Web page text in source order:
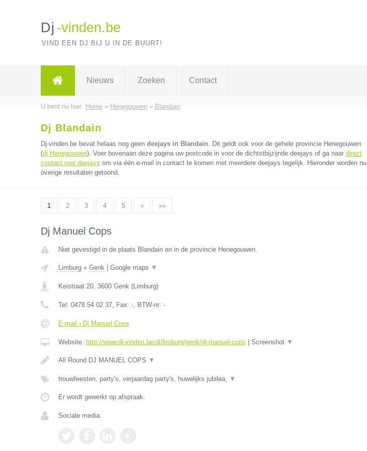
Dj -vinden.be
VIND EEN DJ BIJ U IN DE BUURT!
Nieuws Zoeken Contact
U bent nu hier: Home» Henegouwen» Blandain
Dj Blandain
Dj-vinden.be bevat helaas nog geen deejays in Blandain. Dit geldt ook voor de gehele provincie Henegouwen
(dj Henegouwen). Voer bovenaan deze pagina uw postcode in voor de dichtstbijzijnde deejays of ga naar direct
contact met deejays om via één e-mail in contact te komen met meerdere deejays tegelijk. Hieronder worden nu
overige resultaten getoond.
1 2 3 4 5 » »»
Dj Manuel Cops
Niet gevestigd in de plaats Blandain en in de provincie Henegouwen.
Limburg» Genk| Google maps ▼
Keistraat 20, 3600 Genk(Limburg)
Tel: 0478 54 02 37, Fax: -, BTW-nr: -
E-mail › Dj Manuel Cops
Website: http://www.dj-vinden.be/dj/limburg/genk/dj-manuel-cops Screenshot ▼
All Round DJ MANUEL COPS ▼
trouwfeesten, party's, verjaardag party's, huwelijks jubilea, ▼
Er wordt gewerkt op afspraak.
Sociale media: